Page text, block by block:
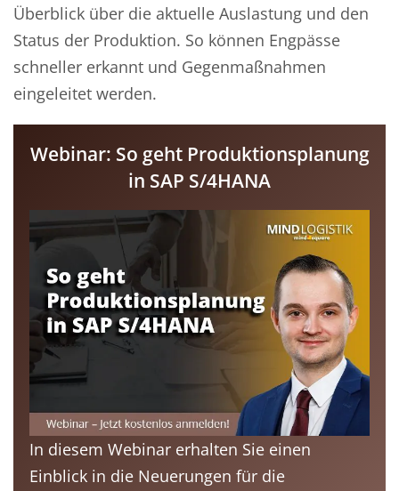
Überblick über die aktuelle Auslastung und den
Status der Produktion. So können Engpässe
schneller erkannt und Gegenmaßnahmen
eingeleitet werden.
Webinar: So geht Produktionsplanung
in SAP S/4HANA
In diesem Webinar erhalten Sie einen
Einblick in die Neuerungen für die